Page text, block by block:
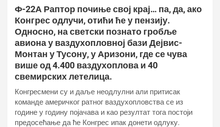
Ф-22А Раптор почиње свој крај… па, да, ако
Конгрес одлучи, отићи ће у пензију.
Односно, на светски познато гробље
авиона у ваздухопловној бази Дејвис-
Монтан у Тусону, у Аризони, где се чува
више од 4.400 ваздухоплова и 40
свемирских летелица.
Конгресмени су и даље неодлулни али притисак
команде америчког ратног ваздухопловства се из
године у годину појачава и као резултат тога постоји
предосећање да ће Конгрес ипак донети одлуку.